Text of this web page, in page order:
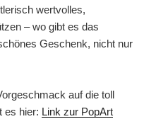
wertvolles,
– wo gibt es das
Geschenk, nicht nur
auf die toll
es hier: Link zur PopArt